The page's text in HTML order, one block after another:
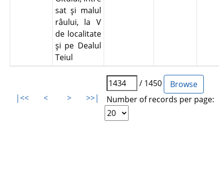
sat şi malul
râului, la V
de localitate
şi pe Dealul
Teiul
|<< < > >>|
/ 1450
Number of records per page: